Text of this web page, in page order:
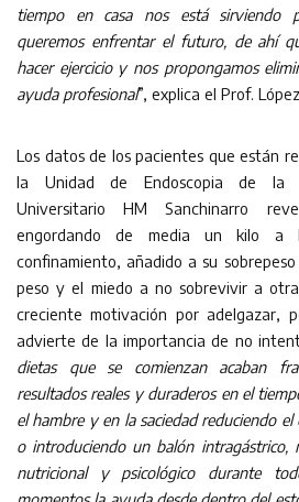
tiempo en casa nos está sirviendo
queremos enfrentar el futuro, de ahí
hacer ejercicio y nos propongamos
ayuda profesional”, explica el Prof.
Los datos de los pacientes que están
la Unidad de Endoscopia de la
Universitario HM Sanchinarro
engordando de media un kilo a
confinamiento, añadido a su
peso y el miedo a no sobrevivir a
creciente motivación por adelgazar,
advierte de la importancia de no
dietas que se comienzan acaban
resultados reales y duraderos en el
el hambre y en la saciedad reduciendo
o introduciendo un balón intragástrico,
nutricional y psicológico durante